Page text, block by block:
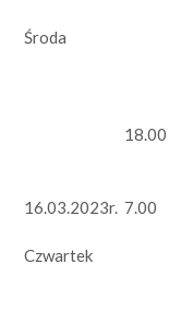
Środa
18.00
16.03.2023r.
Czwartek
7.00